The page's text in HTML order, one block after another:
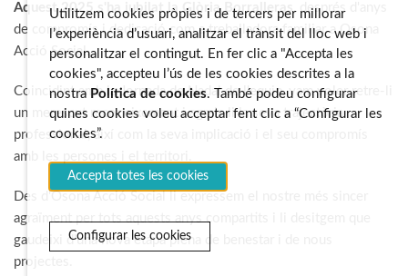
Aquest 2025 s'ha jubilat la Glòria Borralleras, després d'anys
de compromís i dedicació com a treballadora familiar a Osona
Acció Social.
Coincidint amb la Jornada de Nadal de l'equip, vam voler retre-li
un merescut reconeixement i agrair-li la seva trajectòria
professional, així com la seva implicació i el seu compromís
amb les persones i el territori.
Des d'Osona Acció Social li expressem el nostre més sincer
agraïment per tots aquests anys compartits i li desitgem que
gaudeixi d'una nova etapa plena de benestar i de nous
projectes.
Utilitzem cookies pròpies i de tercers per millorar
l’experiència d’usuari, analitzar el trànsit del lloc web i
personalitzar el contingut. En fer clic a "Accepta les
cookies", accepteu l’ús de les cookies descrites a la
nostra Política de cookies. També podeu configurar
quines cookies voleu acceptar fent clic a “Configurar les
cookies”.
Accepta totes les cookies
Configurar les cookies